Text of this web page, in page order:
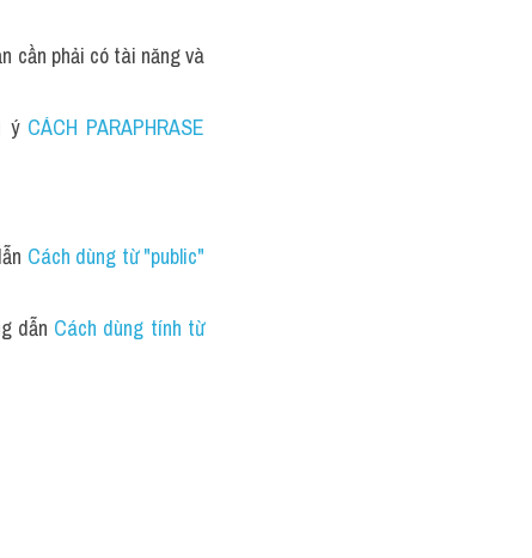
cần phải có tài năng và
ý CÁCH PARAPHRASE
Cách dùng từ "public"
dẫn Cách dùng tính từ